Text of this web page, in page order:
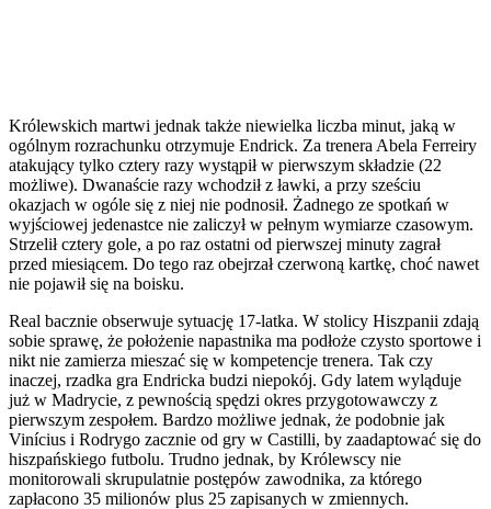
Królewskich martwi jednak także niewielka liczba minut, jaką w
ogólnym rozrachunku otrzymuje Endrick. Za trenera Abela Ferreiry
atakujący tylko cztery razy wystąpił w pierwszym składzie (22
możliwe). Dwanaście razy wchodził z ławki, a przy sześciu
okazjach w ogóle się z niej nie podnosił. Żadnego ze spotkań w
wyjściowej jedenastce nie zaliczył w pełnym wymiarze czasowym.
Strzelił cztery gole, a po raz ostatni od pierwszej minuty zagrał
przed miesiącem. Do tego raz obejrzał czerwoną kartkę, choć nawet
nie pojawił się na boisku.
Real bacznie obserwuje sytuację 17-latka. W stolicy Hiszpanii zdają
sobie sprawę, że położenie napastnika ma podłoże czysto sportowe i
nikt nie zamierza mieszać się w kompetencje trenera. Tak czy
inaczej, rzadka gra Endricka budzi niepokój. Gdy latem wyląduje
już w Madrycie, z pewnością spędzi okres przygotowawczy z
pierwszym zespołem. Bardzo możliwe jednak, że podobnie jak
Vinícius i Rodrygo zacznie od gry w Castilli, by zaadaptować się do
hiszpańskiego futbolu. Trudno jednak, by Królewscy nie
monitorowali skrupulatnie postępów zawodnika, za którego
zapłacono 35 milionów plus 25 zapisanych w zmiennych.